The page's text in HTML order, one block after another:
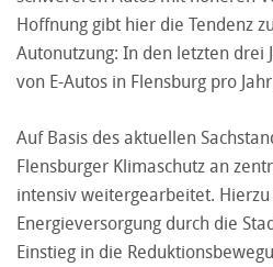
Hoffnung gibt hier die Tendenz
Autonutzung: In den letzten drei
von E-Autos in Flensburg pro
Auf Basis des aktuellen
Flensburger Klimaschutz an
intensiv weitergearbeitet.
Energieversorgung durch die
Einstieg in die